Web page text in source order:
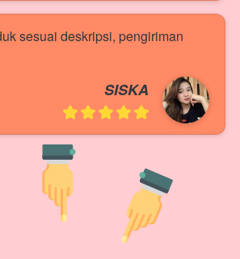
sesuai deskripsi, pengiriman
SISKA